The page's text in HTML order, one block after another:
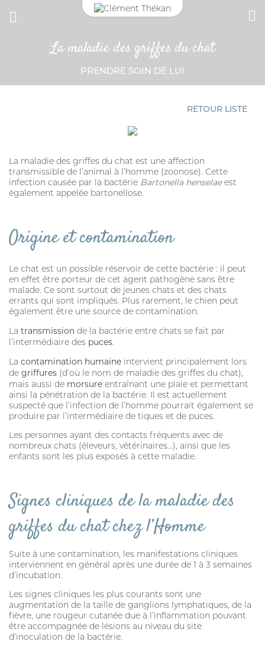
CHAT
VERMIFUGE
SOLUTION ALTERNATIVE
PURGE
HYGIÈNE BUCCO-DENTAIRE
DIGESTION
SOIN DE LA PEAU
ALLAITEMENT
HYGIÈNE DU PELAGE
STRESS ET COMPORTEMENT
SOIN BUCCO-DENTAIRE
DIGESTION
ANTIPARASITAIRE EXTERNE
CROCHET TIRE-TIQUE
VERMIFUGE
ARTICULATION
La maladie des griffes du chat
PRENDRE SOIN DE LUI
RETOUR LISTE
La maladie des griffes du chat est une affection
transmissible de l’animal à l’homme (zoonose). Cette
infection causée par la bactérie Bartonella henselaeest
également appelée bartonellose.
Origine et contamination
Le chat est un possible réservoir de cette bactérie : il peut
en effet être porteur de cet agent pathogène sans être
malade. Ce sont surtout de jeunes chats et des chats
errants qui sont impliqués. Plus rarement, le chien peut
également être une source de contamination.
La transmission de la bactérie entre chats se fait par
l’intermédiaire des puces.
La contamination humaine intervient principalement lors
de griffures (d’où le nom de maladie des griffes du chat),
mais aussi de morsure entraînant une plaie et permettant
ainsi la pénétration de la bactérie. Il est actuellement
suspecté que l’infection de l’homme pourrait également se
produire par l’intermédiaire de tiques et de puces.
Les personnes ayant des contacts fréquents avec de
nombreux chats (éleveurs, vétérinaires…), ainsi que les
enfants sont les plus exposés à cette maladie.
Signes cliniques de la maladie des
griffes du chat chez l’Homme
Suite à une contamination, les manifestations cliniques
interviennent en général après une durée de 1 à 3 semaines
d’incubation.
Les signes cliniques les plus courants sont une
augmentation de la taille de ganglions lymphatiques, de la
fièvre, une rougeur cutanée due à l’inflammation pouvant
être accompagnée de lésions au niveau du site
d’inoculation de la bactérie.
CONNEXION
Mot passe oublié?
SE CONNECTER